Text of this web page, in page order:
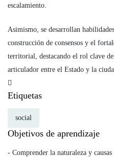
escalamiento.
Asimismo, se desarrollan
construcción de consensos y el
territorial, destacando el rol clave
articulador entre el Estado y la
Etiquetas
social
Objetivos de aprendizaje
- Comprender la naturaleza y